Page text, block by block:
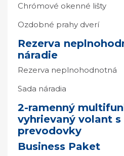
Chrómové okenné lišty
Ozdobné prahy dverí
Rezerva
náradie
Rezerva neplnohodnotná
Sada náradia
2-ramenný
vyhrievaný volant s
prevodovky
Business Paket